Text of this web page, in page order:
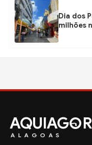
Dia dos
milhões
AQUIAG
ALAGOAS